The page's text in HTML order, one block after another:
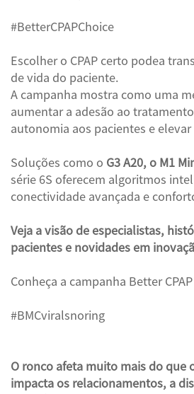
#BetterCPAPChoice
Escolher o CPAP certo podea
de vida do paciente.
A campanha mostra como uma
aumentar a adesão ao
autonomia aos pacientes e
Soluções como o G3 A20, o M1
série 6S oferecem algoritmos
conectividade avançada e
Veja a visão de especialistas,
pacientes e novidades em
Conheça a campanha Better
#BMCviralsnoring
O ronco afeta muito mais do que
impacta os relacionamentos, a